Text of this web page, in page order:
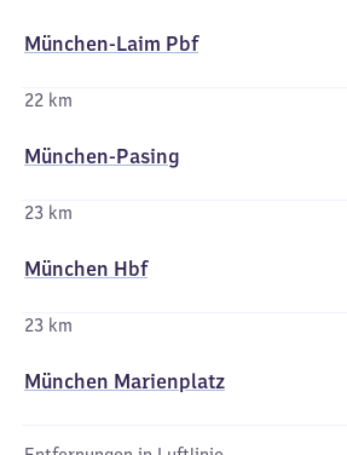
München-Laim Pbf
22 km
München-Pasing
23 km
München Hbf
23 km
München Marienplatz